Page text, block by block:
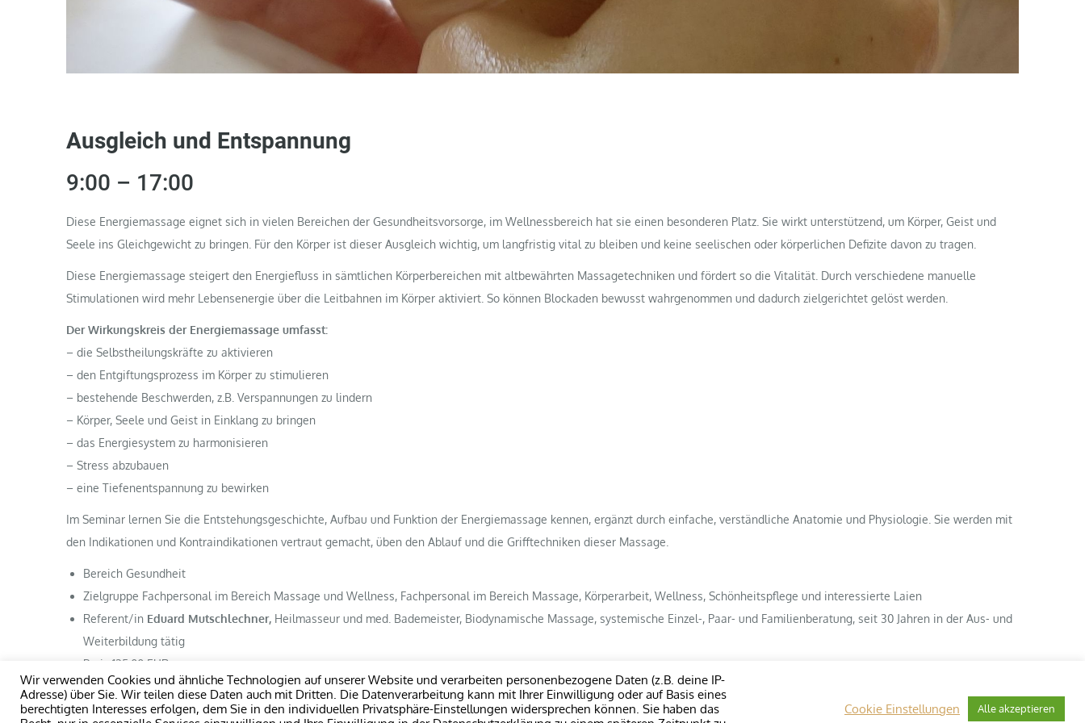
Ausgleich und Entspannung
9:00 – 17:00
Diese Energiemassage eignet sich in vielen Bereichen der Gesundheitsvorsorge, im Wellnessbereich hat sie einen besonderen Platz. Sie wirkt unterstützend, um Körper, Geist und
Seele ins Gleichgewicht zu bringen. Für den Körper ist dieser Ausgleich wichtig, um langfristig vital zu bleiben und keine seelischen oder körperlichen Defizite davon zu tragen.
Diese Energiemassage steigert den Energiefluss in sämtlichen Körperbereichen mit altbewährten Massagetechniken und fördert so die Vitalität. Durch verschiedene manuelle
Stimulationen wird mehr Lebensenergie über die Leitbahnen im Körper aktiviert. So können Blockaden bewusst wahrgenommen und dadurch zielgerichtet gelöst werden.
Der Wirkungskreis der Energiemassage umfasst:
– die Selbstheilungskräfte zu aktivieren
– den Entgiftungsprozess im Körper zu stimulieren
– bestehende Beschwerden, z.B. Verspannungen zu lindern
– Körper, Seele und Geist in Einklang zu bringen
– das Energiesystem zu harmonisieren
– Stress abzubauen
– eine Tiefenentspannung zu bewirken
Im Seminar lernen Sie die Entstehungsgeschichte, Aufbau und Funktion der Energiemassage kennen, ergänzt durch einfache, verständliche Anatomie und Physiologie. Sie werden mit
den Indikationen und Kontraindikationen vertraut gemacht, üben den Ablauf und die Grifftechniken dieser Massage.
Bereich Gesundheit
Zielgruppe Fachpersonal im Bereich Massage und Wellness, Fachpersonal im Bereich Massage, Körperarbeit, Wellness, Schönheitspflege und interessierte Laien
Referent/in Eduard Mutschlechner, Heilmasseur und med. Bademeister, Biodynamische Massage, systemische Einzel-, Paar- und Familienberatung, seit 30 Jahren in der Aus- und
Weiterbildung tätig
Preis 125,00 EUR
Wir verwenden Cookies und ähnliche Technologien auf unserer Website und verarbeiten personenbezogene Daten (z.B. deine IP-
Adresse) über Sie. Wir teilen diese Daten auch mit Dritten. Die Datenverarbeitung kann mit Ihrer Einwilligung oder auf Basis eines
berechtigten Interesses erfolgen, dem Sie in den individuellen Privatsphäre-Einstellungen widersprechen können. Sie haben das
Cookie Einstellungen Alle akzeptieren